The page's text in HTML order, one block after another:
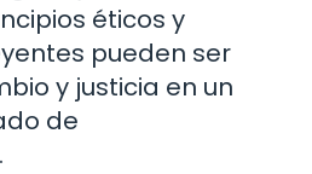
éticos y
pueden ser
y justicia en un
de